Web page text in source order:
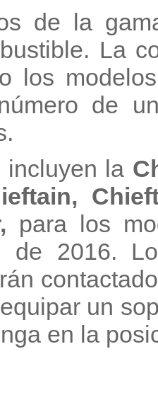
de la
La
los
de
incluyen la
para los
2016.
un
en la